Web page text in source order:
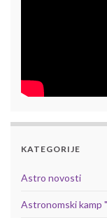
KATEGORIJE
Astro novosti
Astronomski kamp